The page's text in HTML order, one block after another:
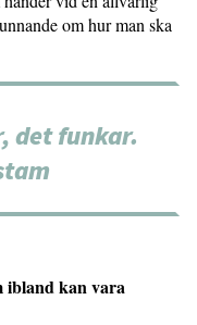
om hur man ska
det funkar.
ibland kan vara